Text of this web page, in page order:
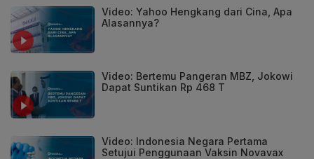
Video: Yahoo Hengkang dari Cina, Apa
Alasannya?
Video: Bertemu Pangeran MBZ, Jokowi
Dapat Suntikan Rp 468 T
Video: Indonesia Negara Pertama
Setujui Penggunaan Vaksin Novavax